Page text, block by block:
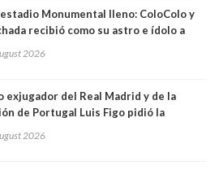
Monumental lleno: ColoColo y
recibió como su astro e ídolo a
2026
exjugador del Real Madrid y de la
de Portugal Luis Figo pidió la
más bajo y cobarde que he
2026